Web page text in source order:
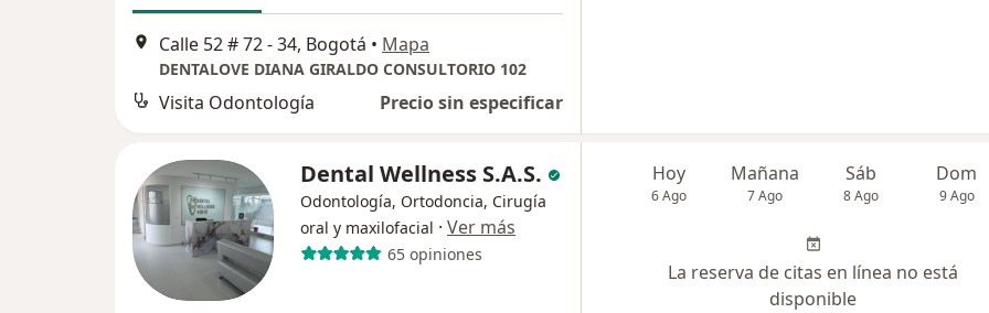
Calle 52 # 72 - 34, Bogotá • Mapa
DENTALOVE DIANA GIRALDO CONSULTORIO 102
Visita Odontología Precio sin especificar
Dental Wellness S.A.S.
Odontología, Ortodoncia, Cirugía
oral y maxilofacial · Ver más
65 opiniones
Hoy
6 Ago
Mañana
7 Ago
Sáb
8 Ago
Dom
9 Ago
La reserva de citas en línea no está
disponible